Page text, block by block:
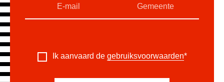
Ik aanvaard de gebruiksvoorwaarden*